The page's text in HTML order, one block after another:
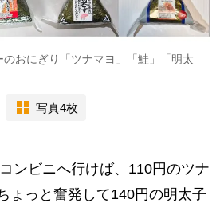
おにぎり「ツナマヨ」「鮭」「明太
写真4枚
ンビニへ行けば、110円のツナ
ょっと奮発して140円の明太子